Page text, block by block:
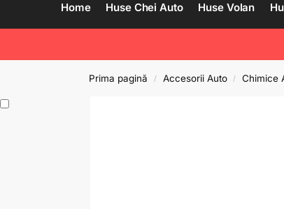
Home Huse Chei Auto Huse Volan
Prima pagină / Accesorii Auto / Chimice